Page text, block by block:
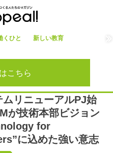
くひと 新しい教育
こちら
ムリニューアルPJ始
が技術本部ビジョン
for
に込めた強い意志